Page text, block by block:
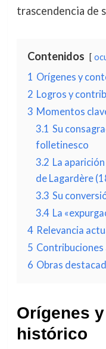
trascendencia de
Contenidos
1 Orígenes y
2 Logros y
3 Momentos
3.1 Su
folletinesco
3.2 La
de Lagardère
3.3 Su
3.4 La
4 Relevancia
5
6 Obras
Orígenes
histórico